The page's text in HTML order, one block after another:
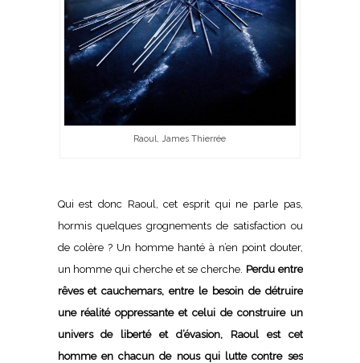
Raoul, James Thierrée
Qui est donc Raoul, cet esprit qui ne parle pas,
hormis quelques grognements de satisfaction ou
de colère ? Un homme hanté à n’en point douter,
un homme qui cherche et se cherche. Perdu entre
rêves et cauchemars, entre le besoin de détruire
une réalité oppressante et celui de construire un
univers de liberté et d’évasion, Raoul est cet
homme en chacun de nous qui lutte contre ses